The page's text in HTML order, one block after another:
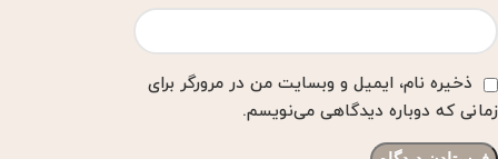
ذخیره نام، ایمیل و وبسایت من در مرورگر برای
زمانی که دوباره دیدگاهی می‌نویسم.